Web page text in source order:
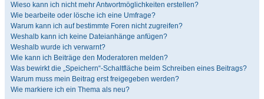
Wieso kann ich nicht mehr Antwortmöglichkeiten erstellen?
Wie bearbeite oder lösche ich eine Umfrage?
Warum kann ich auf bestimmte Foren nicht zugreifen?
Weshalb kann ich keine Dateianhänge anfügen?
Weshalb wurde ich verwarnt?
Wie kann ich Beiträge den Moderatoren melden?
Was bewirkt die „Speichern“-Schaltfläche beim Schreiben eines Beitrags?
Warum muss mein Beitrag erst freigegeben werden?
Wie markiere ich ein Thema als neu?